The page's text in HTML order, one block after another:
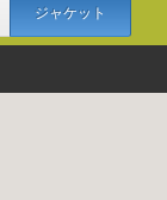
ジャケット